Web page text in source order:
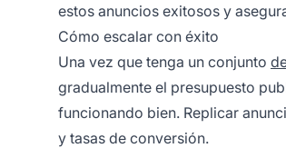
estos anuncios exitosos y
Cómo escalar con éxito
Una vez que tenga un conjunto
gradualmente el presupuesto
funcionando bien. Replicar
y tasas de conversión.